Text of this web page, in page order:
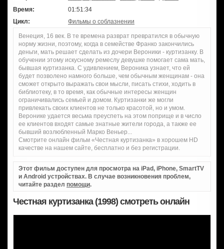
Время:
01:51:34
Цикл:
Фильмы о соблазнении
Венеция, 16 век. В те времена разврат превратился в обычную
норму жизни, поэтому, когда в семействе Франко закончились
деньги, мать решает сделать из дочери Вероники - куртизанку. В
обучении этому искусному ремеслу девушке помогает сама мать,
бывшая куртизанка. С удивлением, Вероника узнает, что ей
будет позволено намного больше, чем обычным женщинам - она
сможет открыто выражать свои мысли, писать стихи, ходить в
библиотеку, в то время, как обычные интересы женщин
ограничивались семьей и домом. Куртизанки же могли
привлекать своих клиентов не только красотой, но и умом.
Веронике удается весьма преуспеть на этом поприще и в число
ее клиентов входят самые знатные жители города, а также ее
бывший возлюбленный Марко Веньер...
Смотрите онлайн фильм «Честная куртизанка» в хорошем HD
качестве на нашем сайте, бесплатно и без регистрации.
Этот фильм доступен для просмотра на iPad, iPhone, SmartTV
и Android устройствах. В случае возникновения проблем,
читайте раздел помощи.
Честная куртизанка (1998) смотреть онлайн